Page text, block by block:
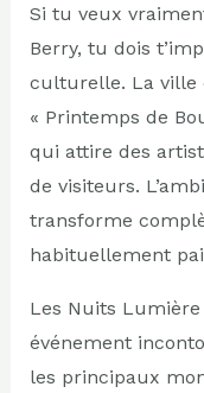
Si tu veux
Berry, tu dois
culturelle. La ville
« Printemps de
qui attire des
de visiteurs.
transforme
habituellement
Les Nuits
événement
les principaux